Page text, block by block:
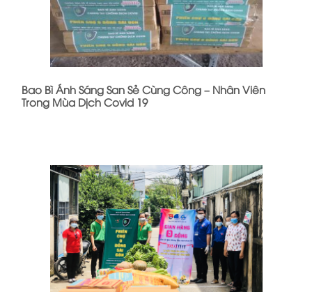
Bao Bì Ánh Sáng San Sẻ Cùng Công – Nhân Viên
Trong Mùa Dịch Covid 19